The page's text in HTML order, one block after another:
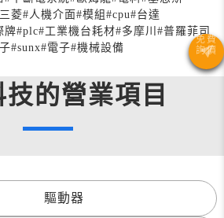
菱#人機介面#模組 #cpu#台達
牌#plc#工業機台耗材#多摩川 #普羅菲司
#sunx#電子#機械設備
的營業項目
驅動器